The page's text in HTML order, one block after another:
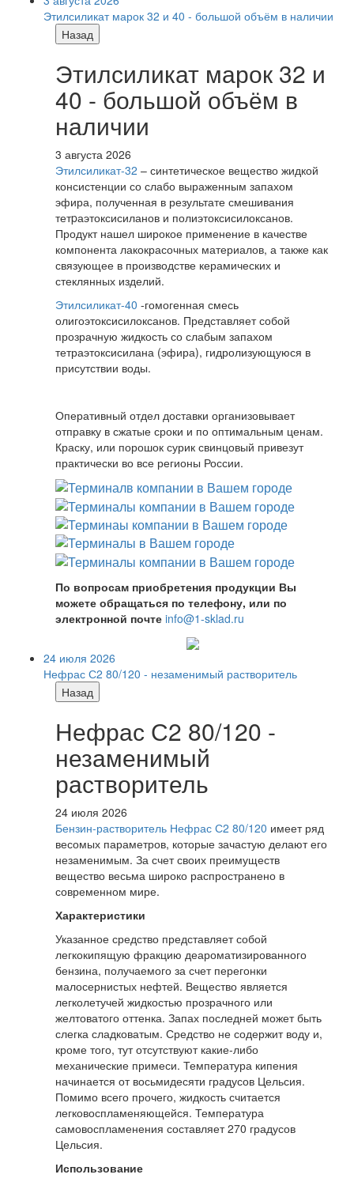
Этилсиликат марок 32 и 40 - большой объём в наличии
Назад
Этилсиликат марок 32 и
40 - большой объём в
наличии
3 августа 2026
Этилсиликат-32 – синтетическое вещество жидкой
консистенции со слабо выраженным запахом
эфира, полученная в результате смешивания
тетpаэтоксисиланов и полиэтоксисилоксанов.
Продукт нашел широкое применение в качестве
компонента лакокрасочных материалов, а также как
связующее в производстве керамических и
стеклянных изделий.
Этилсиликат-40 -гомогенная смесь
олигоэтоксисилоксанов. Представляет собой
прозрачную жидкость со слабым запахом
тетраэтоксисилана (эфира), гидролизующуюся в
присутствии воды.
Оперативный отдел доставки организовывает
отправку в сжатые сроки и по оптимальным ценам.
Краску, или порошок сурик свинцовый привезут
практически во все регионы России.
По вопросам приобретения продукции Вы
можете обращаться по телефону, или по
электронной почте info@1-sklad.ru
24 июля 2026
Нефрас С2 80/120 - незаменимый растворитель
Назад
Нефрас С2 80/120 -
незаменимый
растворитель
24 июля 2026
Бензин-растворитель Нефрас С2 80/120 имеет ряд
весомых параметров, которые зачастую делают его
незаменимым. За счет своих преимуществ
вещество весьма широко распространено в
современном мире.
Характеристики
Указанное средство представляет собой
легкокипящую фракцию деароматизированного
бензина, получаемого за счет перегонки
малосернистых нефтей. Вещество является
легколетучей жидкостью прозрачного или
желтоватого оттенка. Запах последней может быть
слегка сладковатым. Средство не содержит воду и,
кроме того, тут отсутствуют какие-либо
механические примеси. Температура кипения
начинается от восьмидесяти градусов Цельсия.
Помимо всего прочего, жидкость считается
легковоспламеняющейся. Температура
самовоспламенения составляет 270 градусов
Цельсия.
Использование